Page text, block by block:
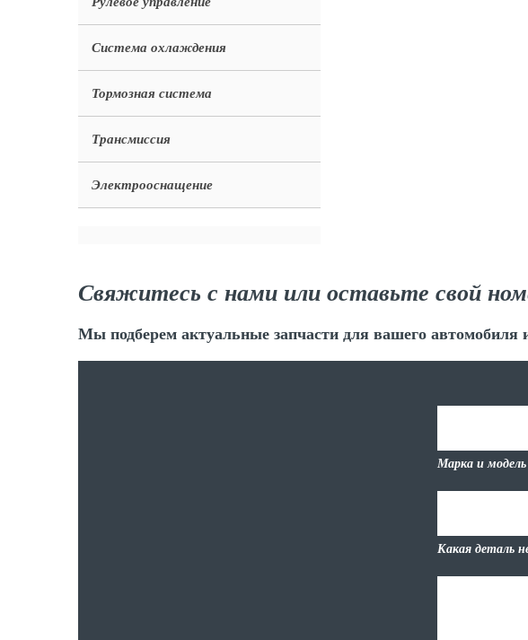
Система охлаждения
Тормозная система
Трансмиссия
Электрооснащение
Свяжитесь с нами или оставьте свой
Мы подберем актуальные запчасти для вашего автомобиля
Марка и
Какая деталь